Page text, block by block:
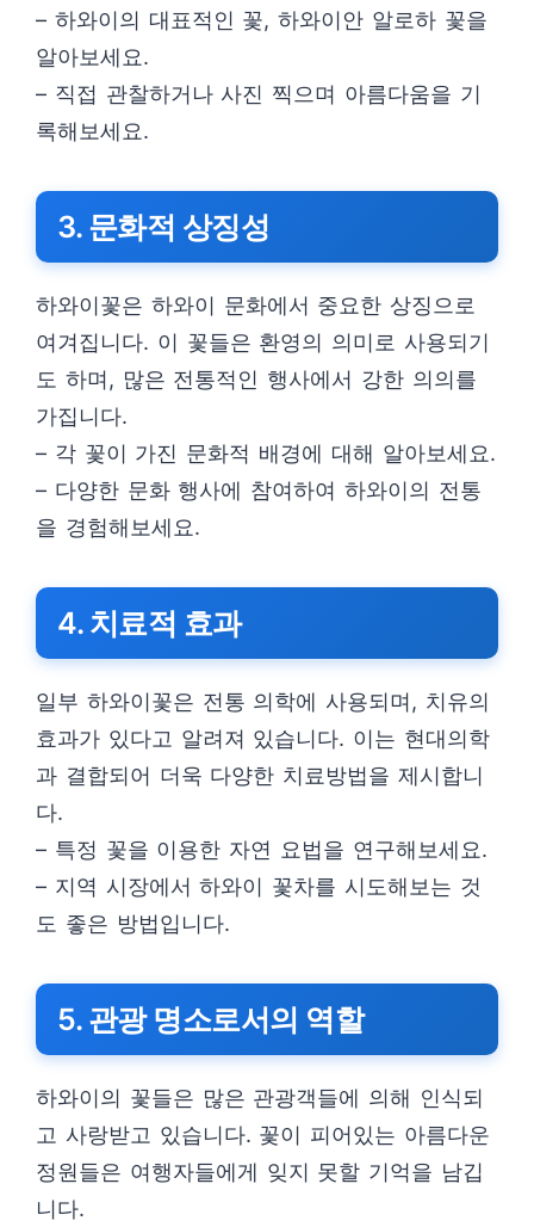
– 하와이의 대표적인 꽃, 하와이안 알로하 꽃을
알아보세요.
– 직접 관찰하거나 사진 찍으며 아름다움을 기
록해보세요.
3. 문화적 상징성
하와이꽃은 하와이 문화에서 중요한 상징으로
여겨집니다. 이 꽃들은 환영의 의미로 사용되기
도 하며, 많은 전통적인 행사에서 강한 의의를
가집니다.
– 각 꽃이 가진 문화적 배경에 대해 알아보세요.
– 다양한 문화 행사에 참여하여 하와이의 전통
을 경험해보세요.
4. 치료적 효과
일부 하와이꽃은 전통 의학에 사용되며, 치유의
효과가 있다고 알려져 있습니다. 이는 현대의학
과 결합되어 더욱 다양한 치료방법을 제시합니
다.
– 특정 꽃을 이용한 자연 요법을 연구해보세요.
– 지역 시장에서 하와이 꽃차를 시도해보는 것
도 좋은 방법입니다.
5. 관광 명소로서의 역할
하와이의 꽃들은 많은 관광객들에 의해 인식되
고 사랑받고 있습니다. 꽃이 피어있는 아름다운
정원들은 여행자들에게 잊지 못할 기억을 남깁
니다.